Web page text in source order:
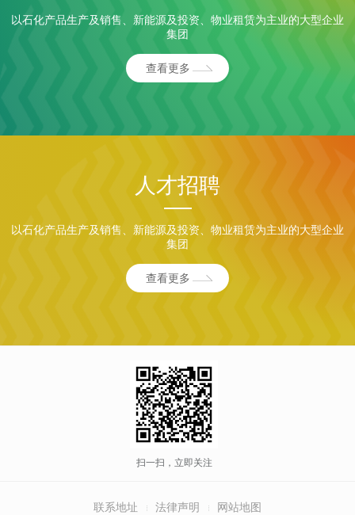
以石化产品生产及销售、新能源及投资、物业租赁为主业的大型企业
集团
查看更多
人才招聘
以石化产品生产及销售、新能源及投资、物业租赁为主业的大型企业
集团
查看更多
扫一扫，立即关注
联系地址 法律声明 网站地图